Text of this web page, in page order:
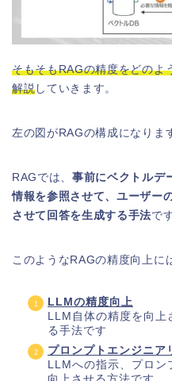
そもそもRAGの精度をどのよ
解説 していきます。
左の図がRAGの構成になりま
RAGでは、事前にベクトルデ
情報を参照させて、ユーザー
させて回答を生成する手法で
このようなRAGの精度向上に
LLMの精度向上
LLM自体の精度を向
る手法です
プロンプトエンジニア
LLMへの指示、プロ